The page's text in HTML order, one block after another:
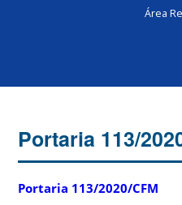
Área
Portaria 113/
Portaria 113/2020/CFM